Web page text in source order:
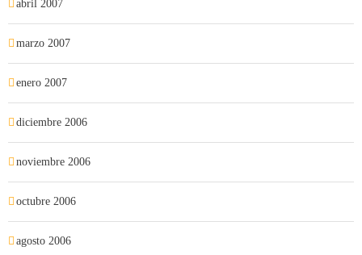
abril 2007
marzo 2007
enero 2007
diciembre 2006
noviembre 2006
octubre 2006
agosto 2006